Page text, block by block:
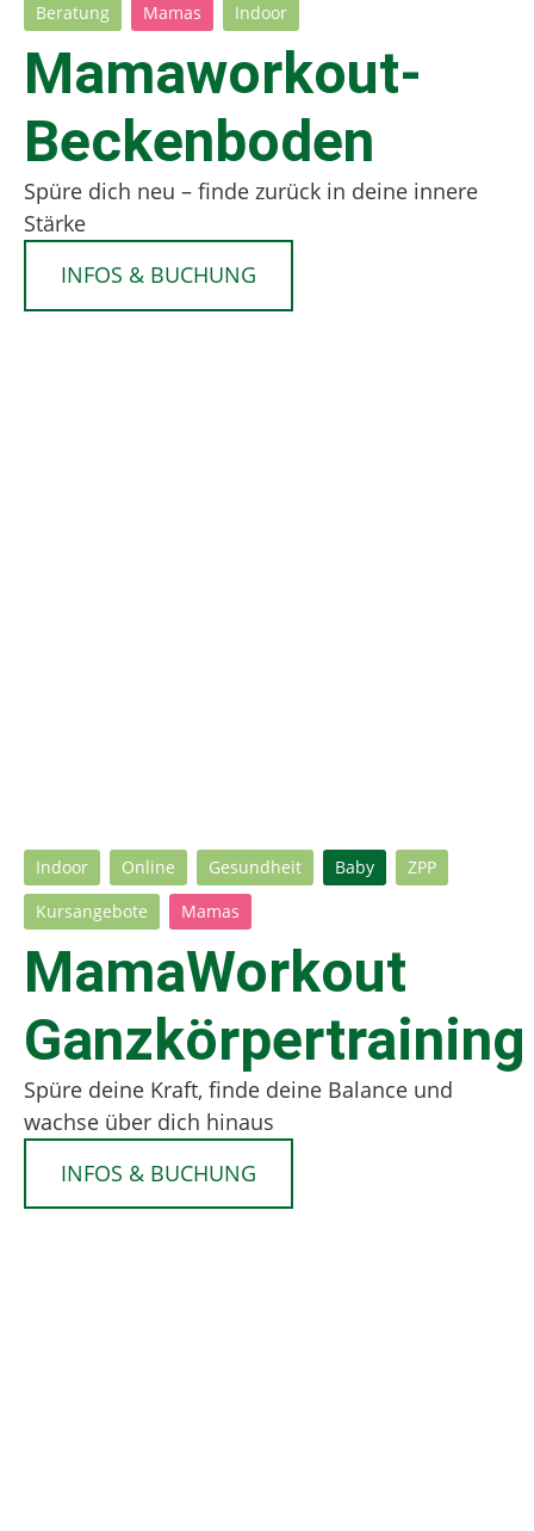
Beratung Mamas Indoor
Mamaworkout-
Beckenboden
Spüre dich neu – finde zurück in deine innere
Stärke
INFOS & BUCHUNG
Indoor Online Gesundheit Baby ZPP
Kursangebote Mamas
MamaWorkout
Ganzkörpertraining
Spüre deine Kraft, finde deine Balance und
wachse über dich hinaus
INFOS & BUCHUNG